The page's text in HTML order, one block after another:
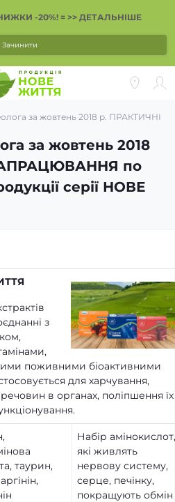
-20%! = >> ДЕТАЛЬНІШЕ
Зачинити
за жовтень 2018 р.
за жовтень 2018
по
серії НОВЕ
з
поживними біоактивними
для харчування,
в органах, поліпшення їх
таурин,
Набір амінокислот,
які живлять
нервову систему,
серце, печінку,
покращують обмін